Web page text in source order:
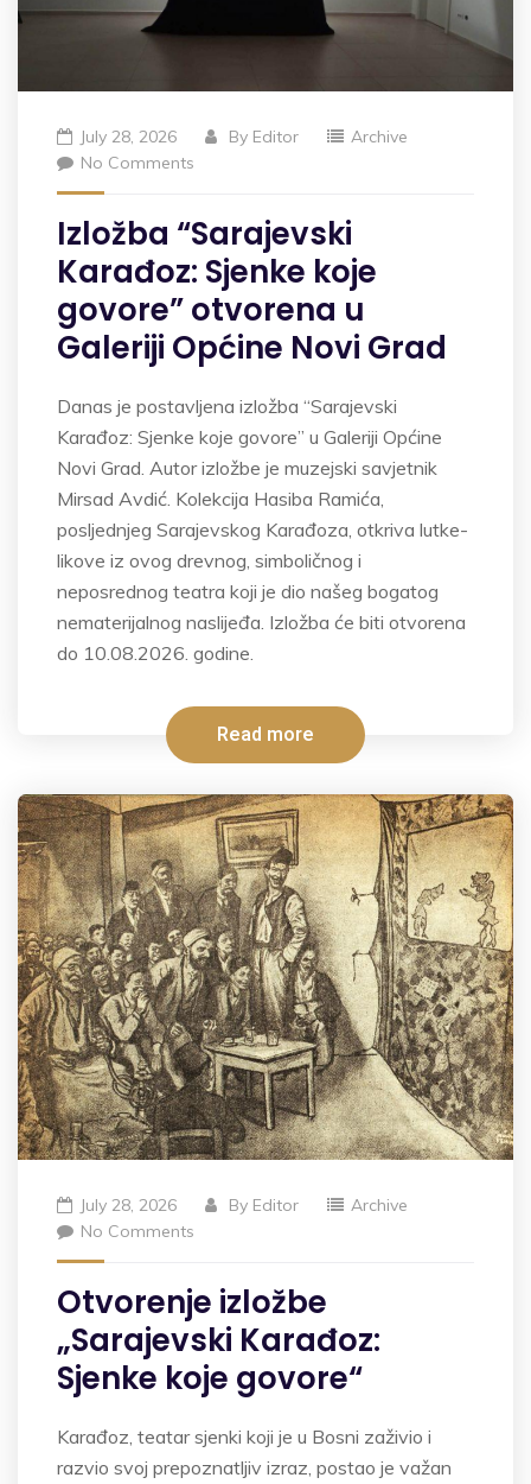
July 28, 2026 By Editor
Archive
No Comments
Izložba “Sarajevski
Karađoz: Sjenke koje
govore” otvorena u
Galeriji Općine Novi Grad
Danas je postavljena izložba “Sarajevski
Karađoz: Sjenke koje govore” u Galeriji Općine
Novi Grad. Autor izložbe je muzejski savjetnik
Mirsad Avdić. Kolekcija Hasiba Ramića,
posljednjeg Sarajevskog Karađoza, otkriva lutke-
likove iz ovog drevnog, simboličnog i
neposrednog teatra koji je dio našeg bogatog
nematerijalnog naslijeđa. Izložba će biti otvorena
do 10.08.2026. godine.
Read more
July 28, 2026 By Editor
Archive
No Comments
Otvorenje izložbe
„Sarajevski Karađoz:
Sjenke koje govore“
Karađoz, teatar sjenki koji je u Bosni zaživio i
razvio svoj prepoznatljiv izraz, postao je važan